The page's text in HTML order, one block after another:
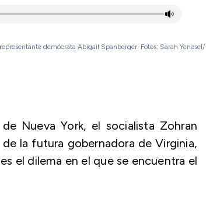
demócrata Abigail Spanberger. Fotos: Sarah Yenesel/
Nueva York, el socialista Zohran
la futura gobernadora de Virginia,
el dilema en el que se encuentra el